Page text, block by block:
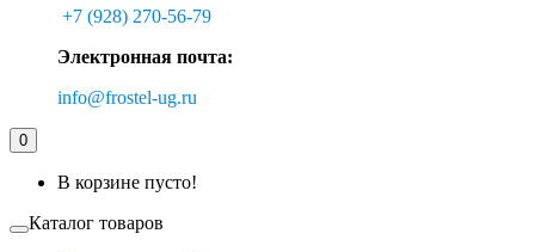
+7 (928) 270-56-79
Электронная почта:
info@frostel-ug.ru
0
В корзине пусто!
Каталог товаров